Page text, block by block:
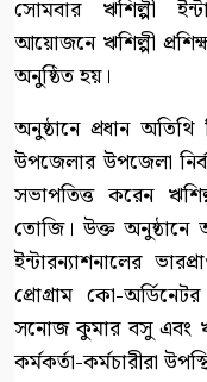
সোমবার ঋশিল্পী
আয়োজনে ঋশিল্পী
অনুষ্ঠিত হয়।
অনুষ্ঠানে প্রধান
উপজেলার উপজেলা
সভাপতিত্ত করেন
তোজি। উক্ত অনুষ্ঠানে
ইন্টারন্যাশনালের
প্রোগ্রাম কো-
সনোজ কুমার বসু এবং
কর্মকর্তা-কর্মচারীরা